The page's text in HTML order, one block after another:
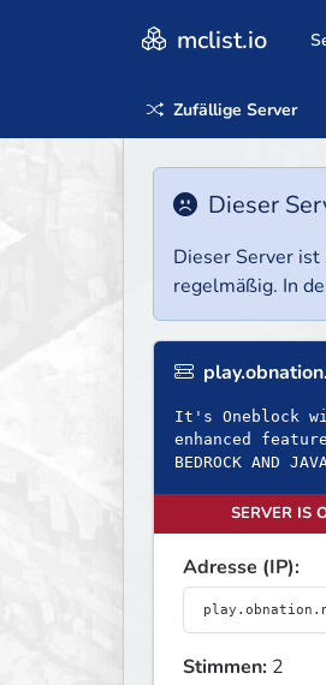
mclist.io
Zufällige Server
Dieser
Dieser Server
regelmäßig. In
It's Oneblock
enhanced
BEDROCK AND
SERVER IS
Adresse (IP):
Stimmen: 2